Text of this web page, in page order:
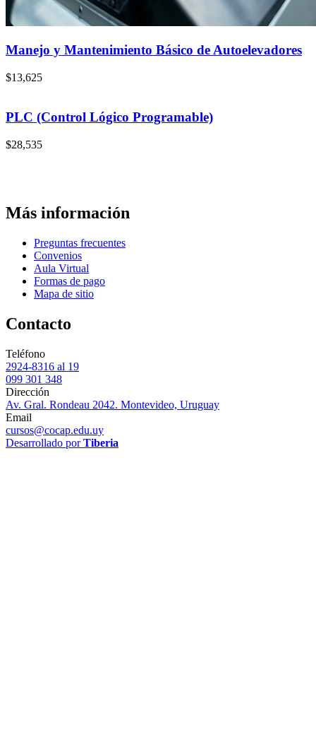
Manejo y Mantenimiento Básico de Autoelevadores
$13,625
PLC (Control Lógico Programable)
$28,535
Más información
Preguntas frecuentes
Convenios
Aula Virtual
Formas de pago
Mapa de sitio
Contacto
Teléfono
2924-8316 al 19
099 301 348
Dirección
Av. Gral. Rondeau 2042. Montevideo, Uruguay
Email
cursos@cocap.edu.uy
Desarrollado porTiberia